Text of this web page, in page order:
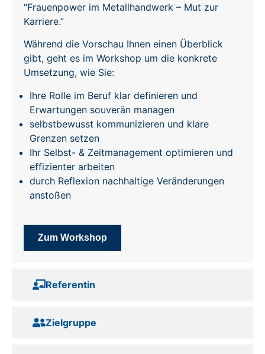
Referentin
Zielgruppe
“Frauenpower im Metallhandwerk – Mut zur
Karriere.”
Während die Vorschau Ihnen einen Überblick
gibt, geht es im Workshop um die konkrete
Umsetzung, wie Sie:
Ihre Rolle im Beruf klar definieren und
Erwartungen souverän managen
selbstbewusst kommunizieren und klare
Grenzen setzen
Ihr Selbst- & Zeitmanagement optimieren und
effizienter arbeiten
durch Reflexion nachhaltige Veränderungen
anstoßen
Zum Workshop